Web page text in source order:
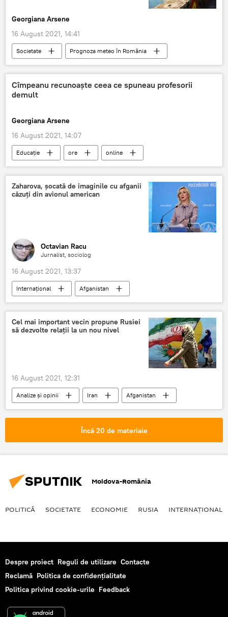
Georgiana Arsene
16 August 2021, 14:41
Societate Prognoza meteo în România
Cîmpeanu recunoaște ceea ce spuneau profesorii
demult
Georgiana Arsene
16 August 2021, 14:07
Educație ore
online
Sorin Cîmpeanu
Școala
Zaharova, șocată de imaginile cu afganii
căzuți din avionul american
Octavian Racu
Jurnalist, sociolog
16 August 2021, 13:37
Internaţional
Afganistan
Maria Zaharova
Taliban
Сel mаi important vecin propune Rusiei
să dezvolte relații la un nou nivel
16 August 2021, 12:31
Analize și opinii Iran
Afganistan
Rusia
China
Încă 20 de materiale
Moldova-România
POLITICĂ SOCIETATE ECONOMIE RUSIA INTERNAŢIONAL
Despre proiect Reguli de utilizare Contacte
Reclamă Politica de confidențialitate
Politica privind cookie-urile Feedback